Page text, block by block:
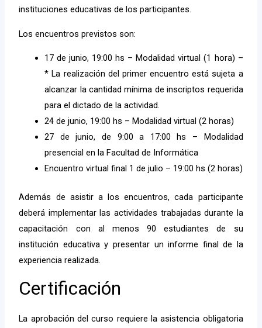
instituciones educativas de los participantes.
Los encuentros previstos son:
17 de junio, 19:00 hs – Modalidad virtual (1 hora) –
* La realización del primer encuentro está sujeta a
alcanzar la cantidad mínima de inscriptos requerida
para el dictado de la actividad.
24 de junio, 19:00 hs – Modalidad virtual (2 horas)
27 de junio, de 9:00 a 17:00 hs – Modalidad
presencial en la Facultad de Informática
Encuentro virtual final 1 de julio – 19:00 hs (2 horas)
Además de asistir a los encuentros, cada participante
deberá implementar las actividades trabajadas durante la
capacitación con al menos 90 estudiantes de su
institución educativa y presentar un informe final de la
experiencia realizada.
Certificación
La aprobación del curso requiere la asistencia obligatoria